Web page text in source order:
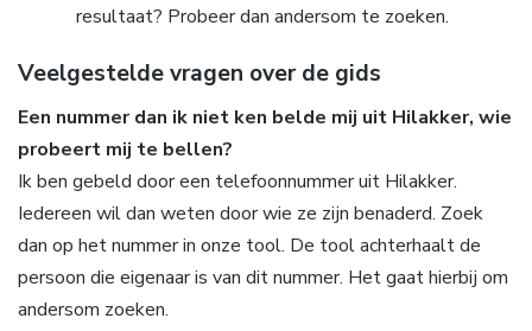
resultaat? Probeer dan andersom te zoeken.
Veelgestelde vragen over de gids
Een nummer dan ik niet ken belde mij uit Hilakker, wie
probeert mij te bellen?
Ik ben gebeld door een telefoonnummer uit Hilakker.
Iedereen wil dan weten door wie ze zijn benaderd. Zoek
dan op het nummer in onze tool. De tool achterhaalt de
persoon die eigenaar is van dit nummer. Het gaat hierbij om
andersom zoeken.